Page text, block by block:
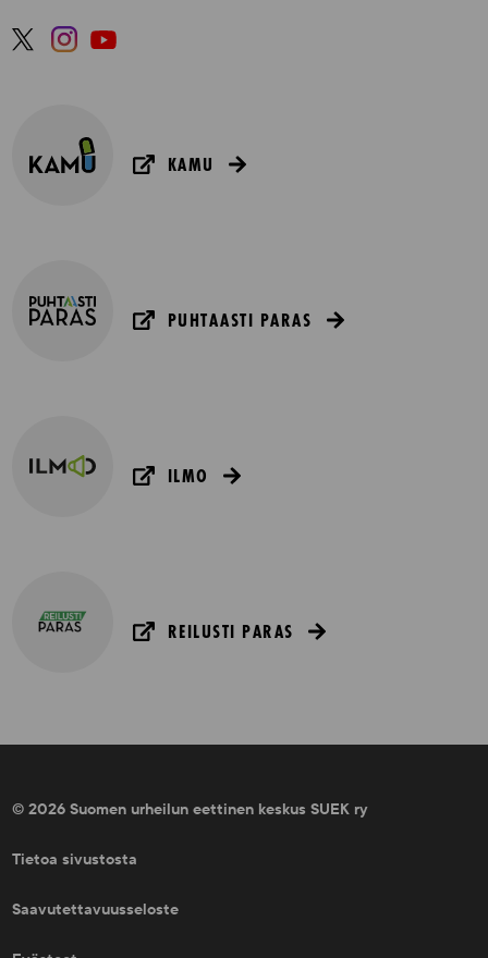
KAMU
PUHTAASTI PARAS
ILMO
REILUSTI PARAS
© 2026 Suomen urheilun eettinen keskus SUEK ry
Tietoa sivustosta
Saavutettavuusseloste